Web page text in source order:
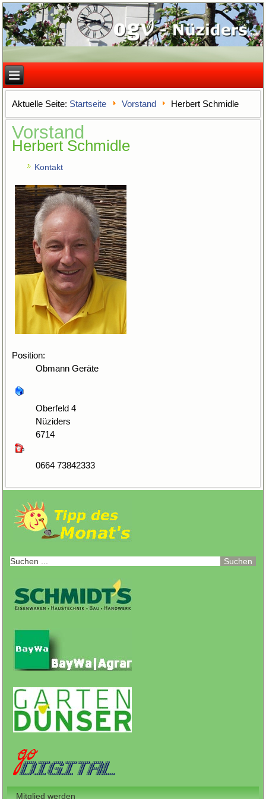
Aktuelle Seite: Startseite Vorstand Herbert Schmidle
Vorstand
Herbert Schmidle
Kontakt
Position:
Obmann Geräte
Oberfeld 4
Nüziders
6714
0664 73842333
Mitglied werden